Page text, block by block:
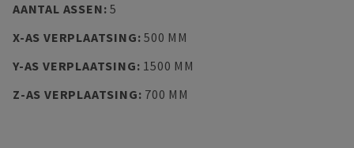
AANTAL ASSEN:5
X-AS VERPLAATSING:500 MM
Y-AS VERPLAATSING: 1500 MM
Z-AS VERPLAATSING: 700 MM